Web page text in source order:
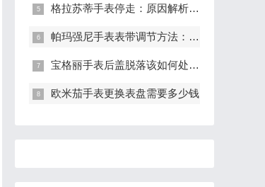
格拉苏蒂手表停走：原因解析与有效解决策略
帕玛强尼手表表带调节方法：轻松调整长度，适配手腕
宝格丽手表后盖脱落该如何处理?(表盖脱落的处理方法)
欧米茄手表更换表盘需要多少钱